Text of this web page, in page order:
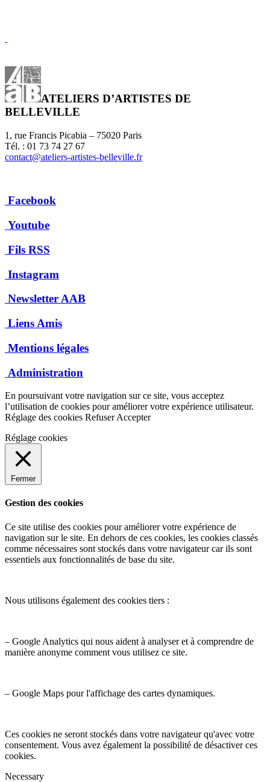
ATELIERS D’ARTISTES DE
BELLEVILLE
1, rue Francis Picabia – 75020 Paris
Tél. : 01 73 74 27 67
contact@ateliers-artistes-belleville.fr
Facebook
Youtube
Fils RSS
Instagram
Newsletter AAB
Liens Amis
Mentions légales
Administration
En poursuivant votre navigation sur ce site, vous acceptez
l’utilisation de cookies pour améliorer votre expérience utilisateur.
Réglage des cookies Refuser Accepter
Réglage cookies
Fermer
Gestion des cookies
Ce site utilise des cookies pour améliorer votre expérience de
navigation sur le site. En dehors de ces cookies, les cookies classés
comme nécessaires sont stockés dans votre navigateur car ils sont
essentiels aux fonctionnalités de base du site.
Nous utilisons également des cookies tiers :
– Google Analytics qui nous aident à analyser et à comprendre de
manière anonyme comment vous utilisez ce site.
– Google Maps pour l'affichage des cartes dynamiques.
Ces cookies ne seront stockés dans votre navigateur qu'avec votre
consentement. Vous avez également la possibilité de désactiver ces
cookies.
Necessary